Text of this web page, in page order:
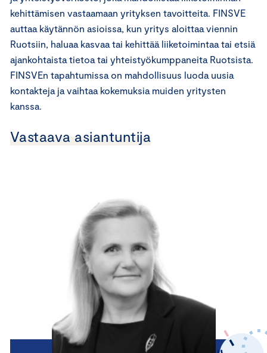
kehittämisen vastaamaan yrityksen tavoitteita. FINSVE
auttaa käytännön asioissa, kun yritys aloittaa viennin
Ruotsiin, haluaa kasvaa tai kehittää liiketoimintaa tai etsiä
ajankohtaista tietoa tai yhteistyökumppaneita Ruotsista.
FINSVEn tapahtumissa on mahdollisuus luoda uusia
kontakteja ja vaihtaa kokemuksia muiden yritysten
kanssa.
Vastaava asiantuntija